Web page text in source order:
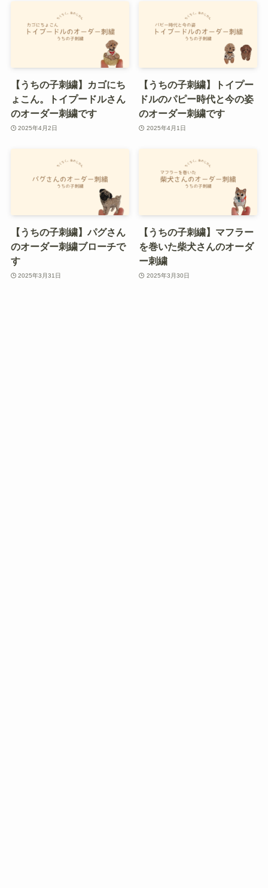
【うちの子刺繍】カゴにち
ょこん。トイプードルさん
のオーダー刺繍です
2025年4月2日
【うちの子刺繍】トイプー
ドルのパピー時代と今の姿
のオーダー刺繍です
2025年4月1日
【うちの子刺繍】パグさん
のオーダー刺繍ブローチで
す
2025年3月31日
【うちの子刺繍】マフラー
を巻いた柴犬さんのオーダ
ー刺繍
2025年3月30日